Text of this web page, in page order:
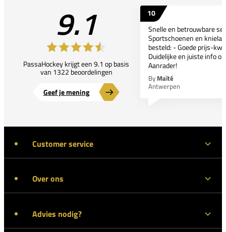
9.1
PassaHockey krijgt een 9.1 op basis
van 1322 beoordelingen
Geef je mening
10
Snelle en betrouwbare
Sportschoenen en
besteld: - Goede prijs-
Duidelijke en juiste info
Aanrader!
By Maïté
Antwerpen
Customer service
Over ons
Advies nodig?